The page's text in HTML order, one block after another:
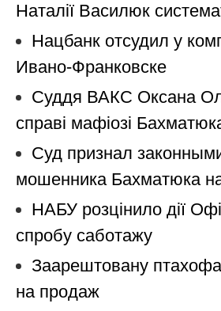
Наталії Василюк
Нацбанк oтcудил у
Ивaнo-Фрaнкoвcкe
Суддя ВАКС Оксана
справі мафіозі
Суд признал
мошенника Бахматюка
НАБУ розцінило дії
спробу саботажу
Заарештовану
на продаж